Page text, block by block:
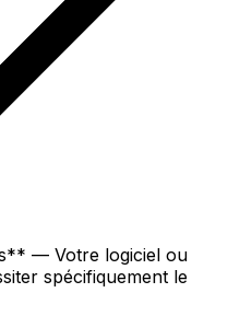
— Votre logiciel ou
spécifiquement le